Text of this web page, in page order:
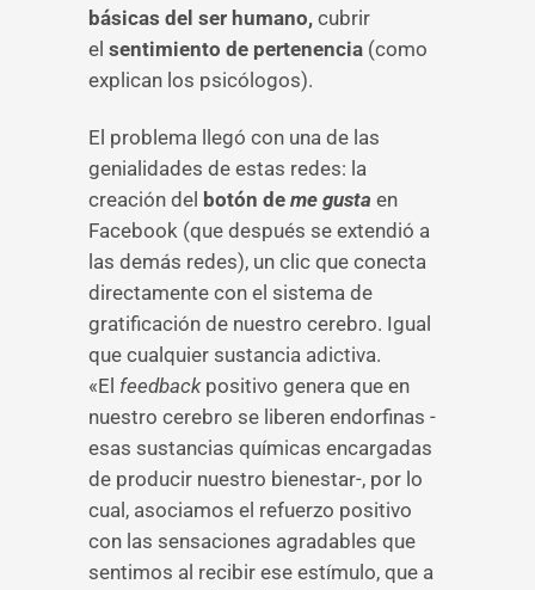
básicas del ser humano, cubrir
el sentimiento de pertenencia (como
explican los psicólogos).
El problema llegó con una de las
genialidades de estas redes: la
creación del botón de me gusta en
Facebook (que después se extendió a
las demás redes), un clic que conecta
directamente con el sistema de
gratificación de nuestro cerebro. Igual
que cualquier sustancia adictiva.
«El feedbackpositivo genera que en
nuestro cerebro se liberen endorfinas -
esas sustancias químicas encargadas
de producir nuestro bienestar-, por lo
cual, asociamos el refuerzo positivo
con las sensaciones agradables que
sentimos al recibir ese estímulo, que a